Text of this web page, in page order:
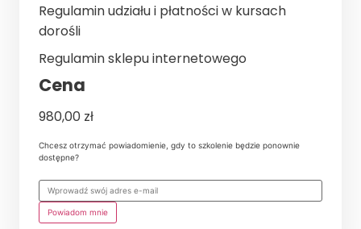
Regulamin udziału i płatności w kursach
dorośli
Regulamin sklepu internetowego
Cena
980,00 zł
Chcesz otrzymać powiadomienie, gdy to szkolenie będzie ponownie
dostępne?
Powiadom mnie